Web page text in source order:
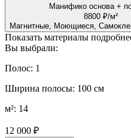
Манифико основа +
8800 ₽/м²
Показать материалы
Вы выбрали:
Полос: 1
Ширина полосы: 100 см
м²: 14
12 000 ₽